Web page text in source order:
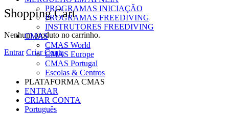
Shopping Cart
Nenhum produto no carrinho.
Entrar Criar Conta
PROGRAMAS INICIAÇÃO
PROGRAMAS FREEDIVING
INSTRUTORES FREEDIVING
CMAS
CMAS World
CMAS Europe
CMAS Portugal
Escolas & Centros
PLATAFORMA CMAS
ENTRAR
CRIAR CONTA
Português